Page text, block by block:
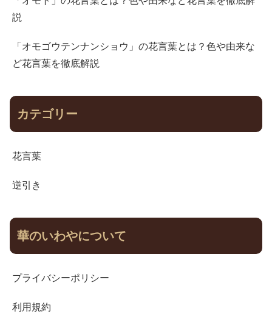
説
「オモゴウテンナンショウ」の花言葉とは？色や由来な
ど花言葉を徹底解説
カテゴリー
花言葉
逆引き
華のいわやについて
プライバシーポリシー
利用規約